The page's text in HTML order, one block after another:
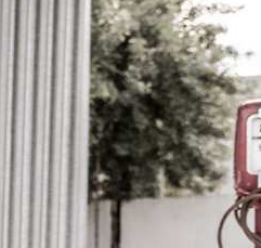
Motorcycles